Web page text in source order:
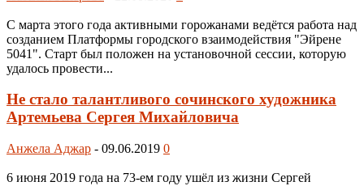
С марта этого года активными горожанами ведётся работа над
созданием Платформы городского взаимодействия "Эйрене
5041". Старт был положен на установочной сессии, которую
удалось провести...
Не стало талантливого сочинского художника
Артемьева Сергея Михайловича
Анжела Аджар - 09.06.2019 0
6 июня 2019 года на 73-ем году ушёл из жизни Сергей